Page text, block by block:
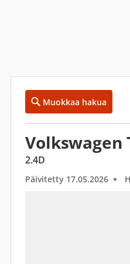
Muokkaa hakua
2.4D
Päivitetty 17.05.2026